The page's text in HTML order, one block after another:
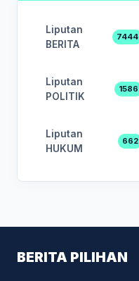
Liputan
BERITA
7444
Liputan
POLITIK
1586
Liputan
HUKUM
662
BERITA PILIHAN